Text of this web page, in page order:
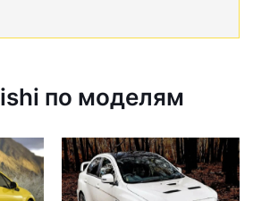
по моделям